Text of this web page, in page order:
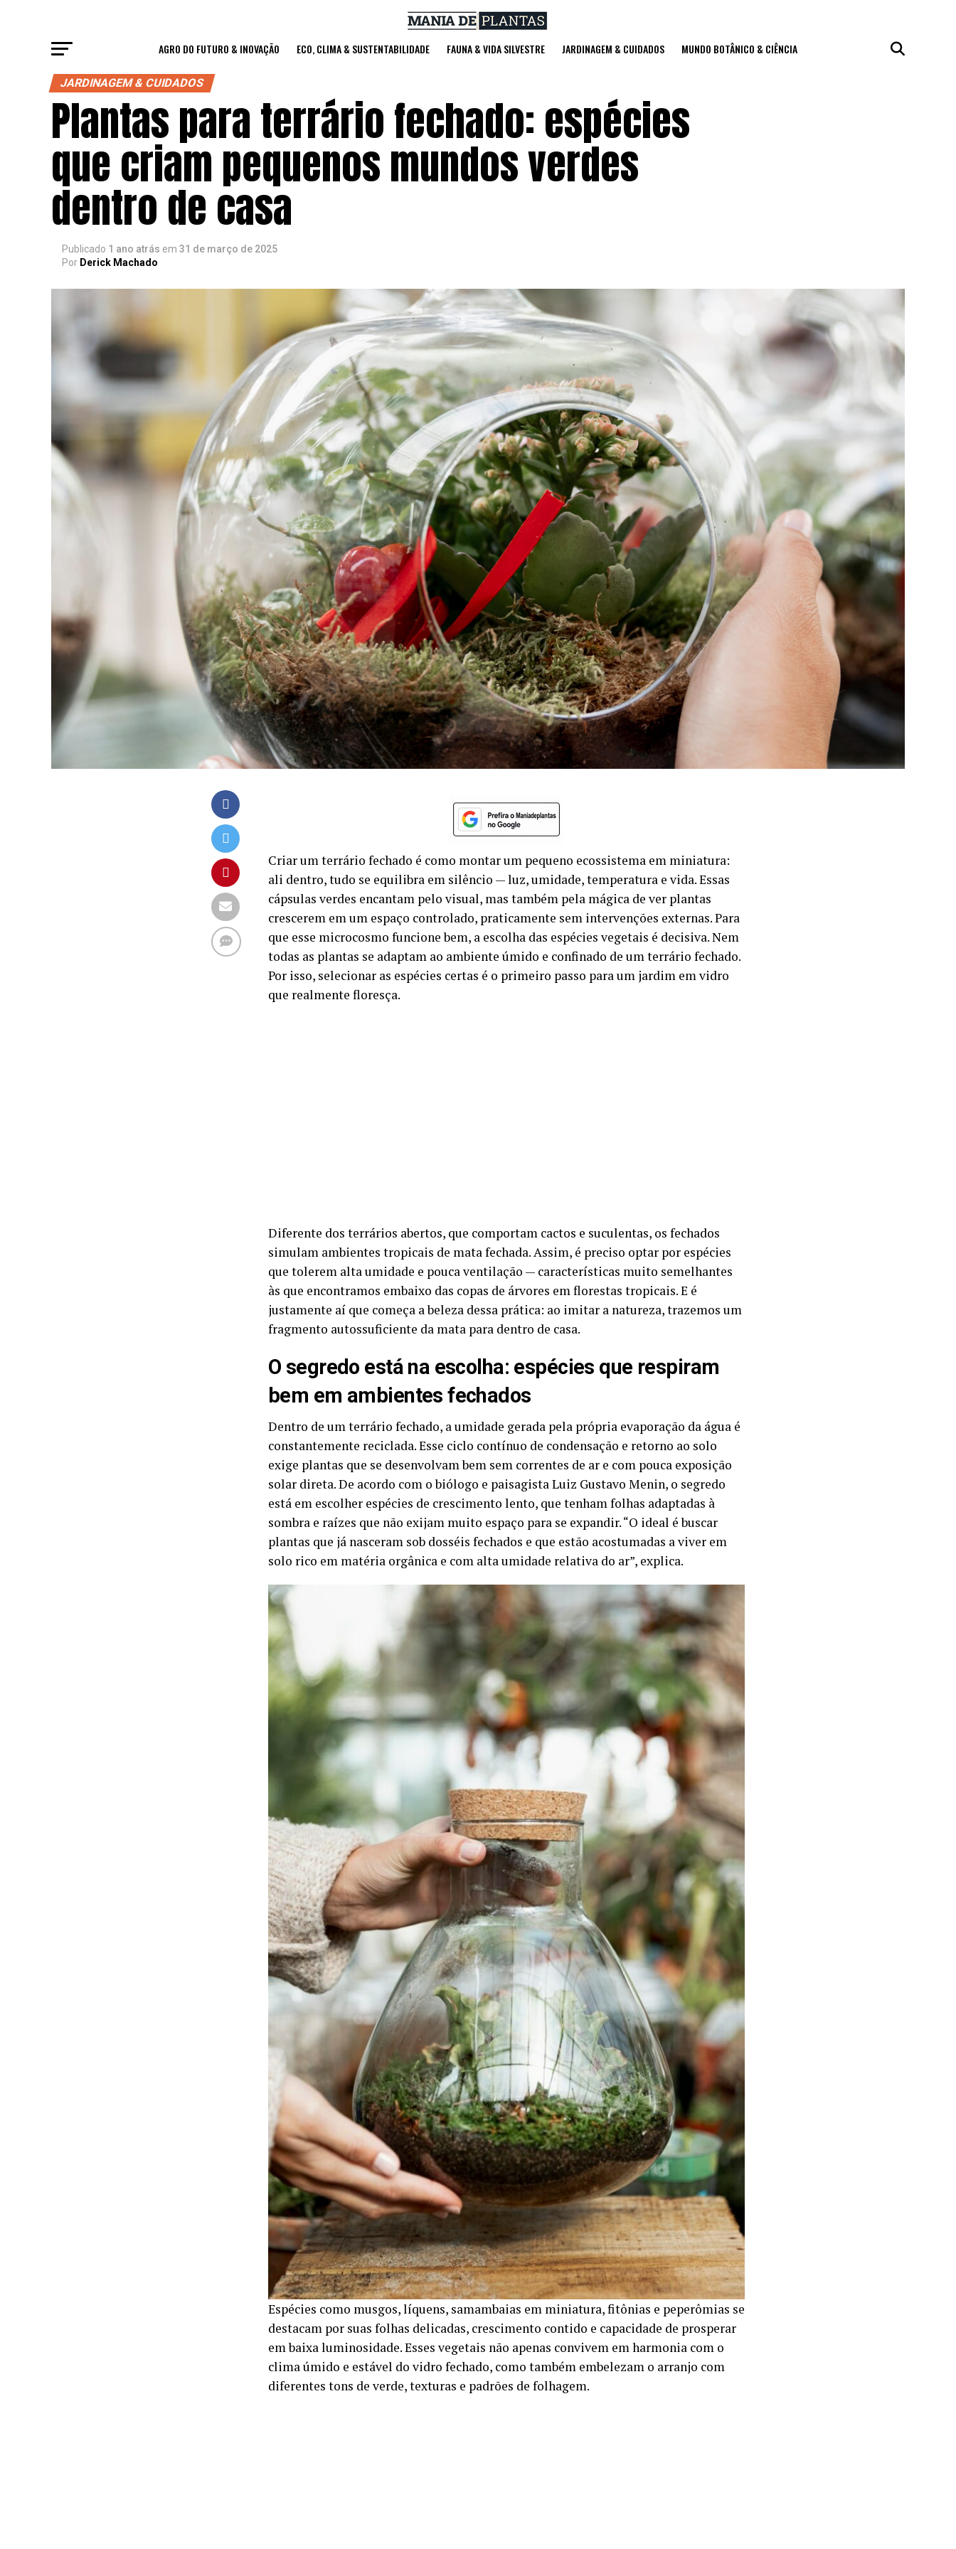
AGRO DO FUTURO & INOVAÇÃO ECO, CLIMA & SUSTENTABILIDADE FAUNA & VIDA SILVESTRE JARDINAGEM & CUIDADOS MUNDO BOTÂNICO & CIÊNCIA
JARDINAGEM & CUIDADOS
Plantas para terrário fechado: espécies
que criam pequenos mundos verdes
dentro de casa
Publicado 1 ano atrás em 31 de março de 2025
Por Derick Machado
Criar um terrário fechado é como montar um pequeno ecossistema em miniatura:
ali dentro, tudo se equilibra em silêncio — luz, umidade, temperatura e vida. Essas
cápsulas verdes encantam pelo visual, mas também pela mágica de ver plantas
crescerem em um espaço controlado, praticamente sem intervenções externas. Para
que esse microcosmo funcione bem, a escolha das espécies vegetais é decisiva. Nem
todas as plantas se adaptam ao ambiente úmido e confinado de um terrário fechado.
Por isso, selecionar as espécies certas é o primeiro passo para um jardim em vidro
que realmente floresça.
Diferente dos terrários abertos, que comportam cactos e suculentas, os fechados
simulam ambientes tropicais de mata fechada. Assim, é preciso optar por espécies
que tolerem alta umidade e pouca ventilação — características muito semelhantes
às que encontramos embaixo das copas de árvores em florestas tropicais. E é
justamente aí que começa a beleza dessa prática: ao imitar a natureza, trazemos um
fragmento autossuficiente da mata para dentro de casa.
O segredo está na escolha: espécies que respiram
bem em ambientes fechados
Dentro de um terrário fechado, a umidade gerada pela própria evaporação da água é
constantemente reciclada. Esse ciclo contínuo de condensação e retorno ao solo
exige plantas que se desenvolvam bem sem correntes de ar e com pouca exposição
solar direta. De acordo com o biólogo e paisagista Luiz Gustavo Menin, o segredo
está em escolher espécies de crescimento lento, que tenham folhas adaptadas à
sombra e raízes que não exijam muito espaço para se expandir. “O ideal é buscar
plantas que já nasceram sob dosséis fechados e que estão acostumadas a viver em
solo rico em matéria orgânica e com alta umidade relativa do ar”, explica.
Espécies como musgos, líquens, samambaias em miniatura, fitônias e peperômias se
destacam por suas folhas delicadas, crescimento contido e capacidade de prosperar
em baixa luminosidade. Esses vegetais não apenas convivem em harmonia com o
clima úmido e estável do vidro fechado, como também embelezam o arranjo com
diferentes tons de verde, texturas e padrões de folhagem.